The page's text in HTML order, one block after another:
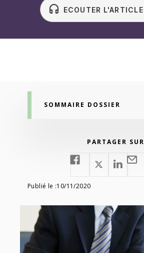
headset
SOMMAIRE DOSSIER
PARTAGER SUR
Publié le :10/11/2020